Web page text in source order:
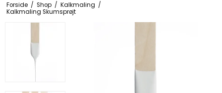
Forside / Shop / Kalkmaling /
Kalkmaling Skumsprøjt